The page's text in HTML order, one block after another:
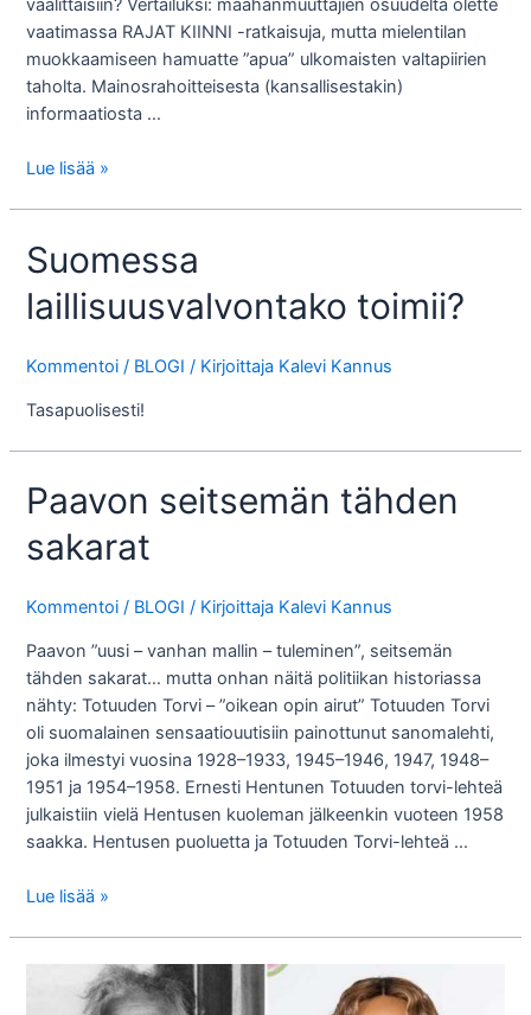
vaalittaisiin? Vertailuksi: maahanmuuttajien osuudelta olette
vaatimassa RAJAT KIINNI -ratkaisuja, mutta mielentilan
muokkaamiseen hamuatte ”apua” ulkomaisten valtapiirien
taholta. Mainosrahoitteisesta (kansallisestakin)
informaatiosta …
Pitää
jytkyt
muuttivat…
Lue lisää »
Suomessa
laillisuusvalvontako toimii?
Kommentoi / BLOGI / Kirjoittaja Kalevi Kannus
Tasapuolisesti!
Paavon seitsemän tähden
sakarat
Kommentoi / BLOGI / Kirjoittaja Kalevi Kannus
Paavon ”uusi – vanhan mallin – tuleminen”, seitsemän
tähden sakarat… mutta onhan näitä politiikan historiassa
nähty: Totuuden Torvi – ”oikean opin airut” Totuuden Torvi
oli suomalainen sensaatiouutisiin painottunut sanomalehti,
joka ilmestyi vuosina 1928–1933, 1945–1946, 1947, 1948–
1951 ja 1954–1958. Ernesti Hentunen Totuuden torvi-lehteä
julkaistiin vielä Hentusen kuoleman jälkeenkin vuoteen 1958
saakka. Hentusen puoluetta ja Totuuden Torvi-lehteä …
Paavon
Lue lisää »